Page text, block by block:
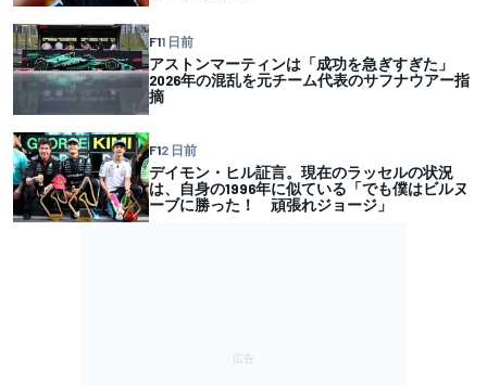
F11 日前
アストンマーティンは「成功を急ぎすぎた」
2026年の混乱を元チーム代表のサフナウアー指
摘
F12 日前
デイモン・ヒル証言。現在のラッセルの状況
は、自身の1996年に似ている「でも僕はビルヌ
ーブに勝った！ 頑張れジョージ」